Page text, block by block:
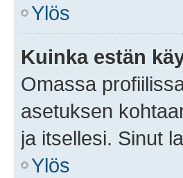
Ylös
Kuinka estän
Omassa
asetuksen
ja itsellesi. Sinut
Ylös